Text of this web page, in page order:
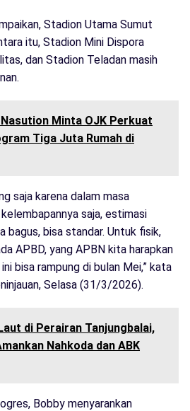
Stadion Utama Sumut
itu, Stadion Mini Dispora
dan Stadion Teladan masih
Minta OJK Perkuat
Tiga Juta Rumah di
saja karena dalam masa
saja, estimasi
bagus, bisa standar. Untuk fisik,
APBD, yang APBN kita harapkan
bisa rampung di bulan Mei,” kata
Selasa (31/3/2026).
di Perairan Tanjungbalai,
Nahkoda dan ABK
Bobby menyarankan